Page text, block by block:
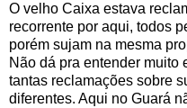
O velho Caixa estava
recorrente por aqui, todos
porém sujam na mesma
Não dá pra entender muito
tantas reclamações sobre
diferentes. Aqui no Guará